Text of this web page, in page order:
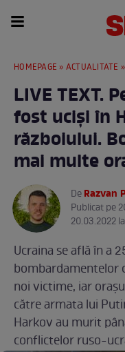
HOMEPAGE » ACTUALITATE
LIVE TEXT.
fost uciși în
războiului.
mai multe
DeRazvan
Publicat pe
20.03.2022
Ucraina se află în a
bombardamentelor
noi victime, iar
către armata lui
Harkov au murit
conflictelor ruso-